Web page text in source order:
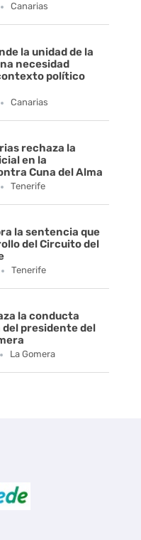
Canarias
la unidad de la
necesidad
político
Canarias
rechaza la
en la
Cuna del Alma
Tenerife
la sentencia que
del Circuito del
Tenerife
la conducta
presidente del
La Gomera